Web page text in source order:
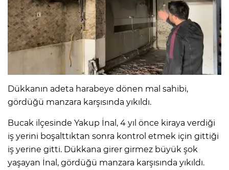
Dükkanın adeta harabeye dönen mal sahibi,
gördüğü manzara karşısında yıkıldı.
Bucak ilçesinde Yakup İnal, 4 yıl önce kiraya verdiği
iş yerini boşalttıktan sonra kontrol etmek için gittiği
iş yerine gitti. Dükkana girer girmez büyük şok
yaşayan İnal, gördüğü manzara karşısında yıkıldı.